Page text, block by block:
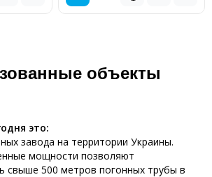
объекты
это:
завода на территории Украины.
мощности позволяют
свыше 500 метров погонных трубы в